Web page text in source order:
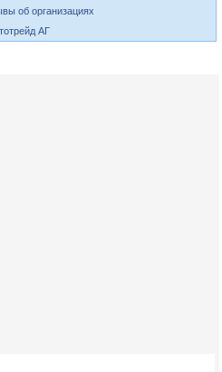
об организациях
АГ